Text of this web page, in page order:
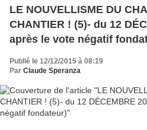
LE NOUVELLISME DU
CHANTIER ! (5)- du 12
après le vote négatif
Publié le 12/12/2015 à 08:19
Par Claude Speranza